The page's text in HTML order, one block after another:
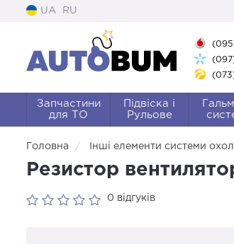
UA RU
Запчастини
для ТО
Підвіска і
Рульове
Головна Інші елементи системи
Резистор
0 відгуків